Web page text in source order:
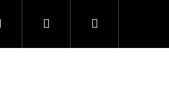
Search Login Shopping